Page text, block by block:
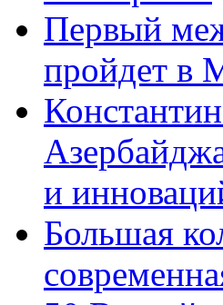
Первый
пройдет в
и
Большая